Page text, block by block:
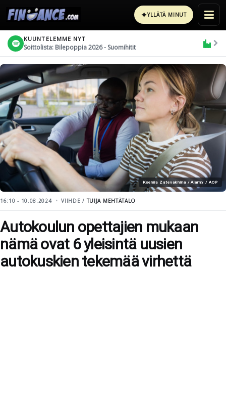
✦YLLÄTÄ MINUT
KUUNTELEMME NYT
Soittolista: Bilepoppia 2026 - Suomihitit
Kseniia Zatevakhina / Alamy / AOP
16:10 - 10.08.2024 VIIHDE /TUIJA MEHTÄTALO
Autokoulun opettajien mukaan
nämä ovat 6 yleisintä uusien
autokuskien tekemää virhettä